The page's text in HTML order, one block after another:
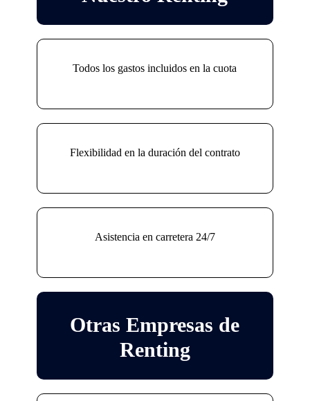
Otras Empresas de
Renting
Todos los gastos incluidos en la cuota
Flexibilidad en la duración del contrato
Asistencia en carretera 24/7